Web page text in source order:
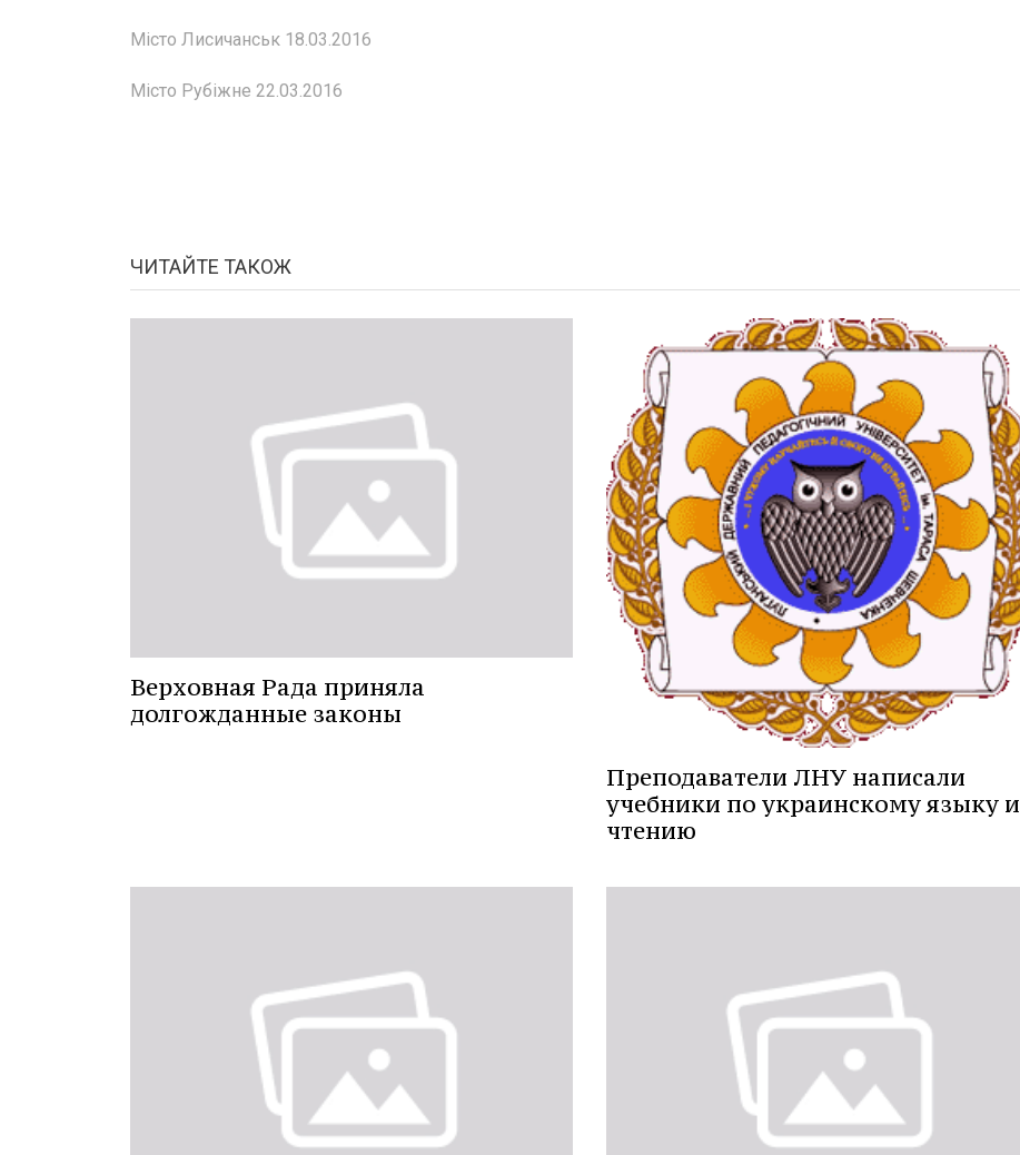
Місто Лисичанськ 18.03.2016
Місто Рубіжне 22.03.2016
ЧИТАЙТЕ ТАКОЖ
Верховная Рада приняла
долгожданные законы
Преподаватели ЛНУ написали
учебники по украинскому языку и
чтению